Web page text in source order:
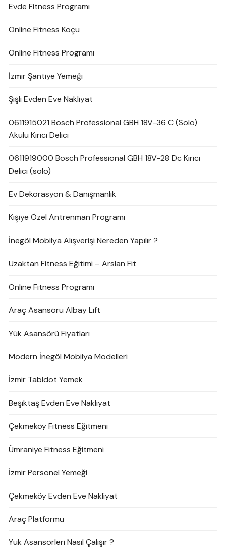
Evde Fitness Programı
Online Fitness Koçu
Online Fitness Programı
İzmir Şantiye Yemeği
Şişli Evden Eve Nakliyat
0611915021 Bosch Professional GBH 18V-36 C (Solo)
Akülü Kırıcı Delici
0611919000 Bosch Professional GBH 18V-28 Dc Kırıcı
Delici (solo)
Ev Dekorasyon & Danışmanlık
Kişiye Özel Antrenman Programı
İnegöl Mobilya Alışverişi Nereden Yapılır ?
Uzaktan Fitness Eğitimi – Arslan Fit
Online Fitness Programı
Araç Asansörü Albay Lift
Yük Asansörü Fiyatları
Modern İnegöl Mobilya Modelleri
İzmir Tabldot Yemek
Beşiktaş Evden Eve Nakliyat
Çekmeköy Fitness Eğitmeni
Ümraniye Fitness Eğitmeni
İzmir Personel Yemeği
Çekmeköy Evden Eve Nakliyat
Araç Platformu
Yük Asansörleri Nasıl Çalışır ?